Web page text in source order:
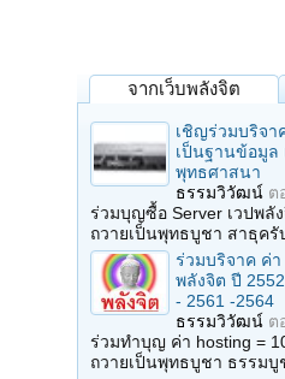
จากเว็บพลังจิต
เชิญร่วมบริจา
เป็นฐานข้อมูล
พุทธศาสนา
ธรรมวิวัฒน์ ต
ร่วมบุญซื้อ Server เวปพลั
ถวายเป็นพุทธบูชา สาธุครั
ร่วมบริจาค ค่า
พลังจิต ปี
- 2561 -2564
ธรรมวิวัฒน์ ต
ร่วมทำบุญ ค่า hosting =
ถวายเป็นพุทธบูชา ธรรมบู